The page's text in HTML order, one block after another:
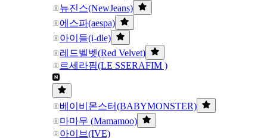
뉴진스(NewJeans)
에스파(aespa)
아이들(i-dle)
레드벨벳(Red Velvet)
르세라핌(LE SSERAFIM )
베이비몬스터(BABYMONSTER)
마마무 (Mamamoo)
아이브(IVE)